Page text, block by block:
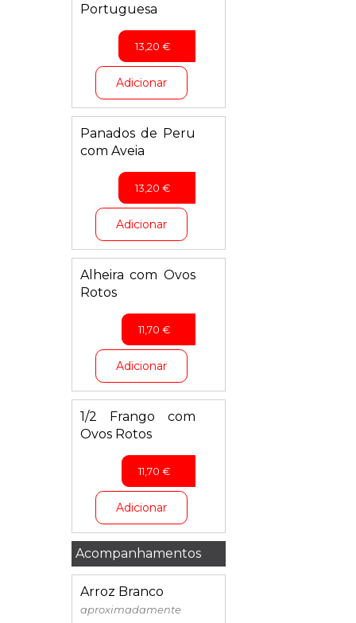
Portuguesa
13,20 €
Adicionar
Panados de Peru
com Aveia
13,20 €
Adicionar
Alheira com Ovos
Rotos
11,70 €
Adicionar
1/2 Frango com
Ovos Rotos
11,70 €
Adicionar
Acompanhamentos
Arroz Branco
aproximadamente